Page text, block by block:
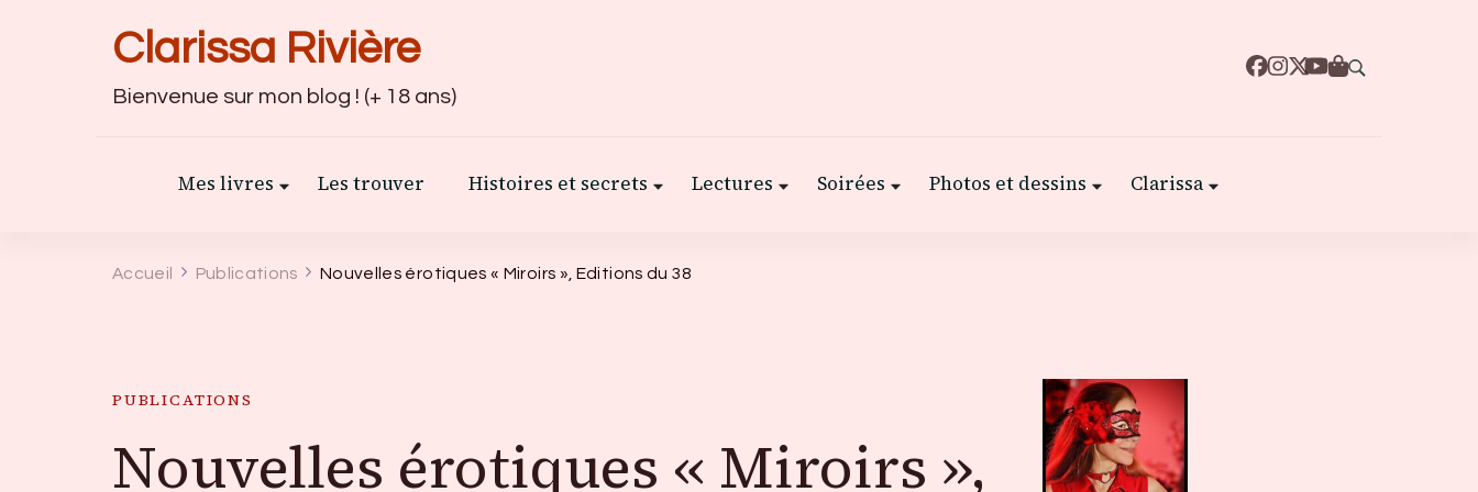
Clarissa Rivière
Bienvenue sur mon blog ! (+ 18 ans)
Mes livres Les trouver Histoires et secrets Lectures Soirées Photos et dessins Clarissa
Accueil Publications Nouvelles érotiques « Miroirs », Editions du 38
PUBLICATIONS
Nouvelles érotiques « Miroirs »,